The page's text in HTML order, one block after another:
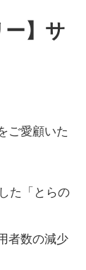
ー】サ
ご愛顧いた
た「とらの
者数の減少